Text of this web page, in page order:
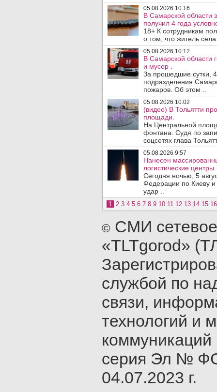
05.08.2026 10:16
В Самарской области
получил 4 года
18+ К сотрудникам
о том, что житель
05.08.2026 10:12
В Самарской области
и мусор .
За прошедшие сутки,
подразделения
пожаров. Об этом ..
05.08.2026 10:02
(видео) В Тольятти
площади.
На Центральной
фонтана. Судя по
соцсетях глава
05.08.2026 9:57
Нанесен
логистические центры.
Сегодня ночью, 5
Федерации по Киеву и
удар ..
1 2 3 4 5 6 7 8 9 10 11 12 13 14 15 16
© СМИ
«TLTgorod»
службой по
связи,
технологий и
серия Эл №
04.07.2023 г.